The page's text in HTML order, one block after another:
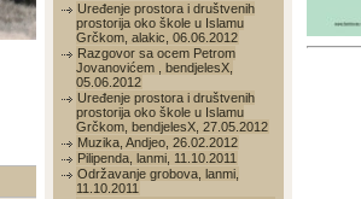
Uređenje prostora i društvenih
prostorija oko škole u Islamu
Grčkom, alakic, 06.06.2012
Razgovor sa ocem Petrom
Jovanovićem , bendjelesX,
05.06.2012
Uređenje prostora i društvenih
prostorija oko škole u Islamu
Grčkom, bendjelesX, 27.05.2012
Muzika, Andjeo, 26.02.2012
Pilipenda, lanmi, 11.10.2011
Održavanje grobova, lanmi,
11.10.2011